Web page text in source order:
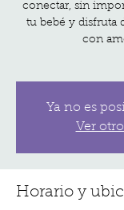
conectar, sin
tu bebé y disfruta
con
Ya no es
Ver
Horario y